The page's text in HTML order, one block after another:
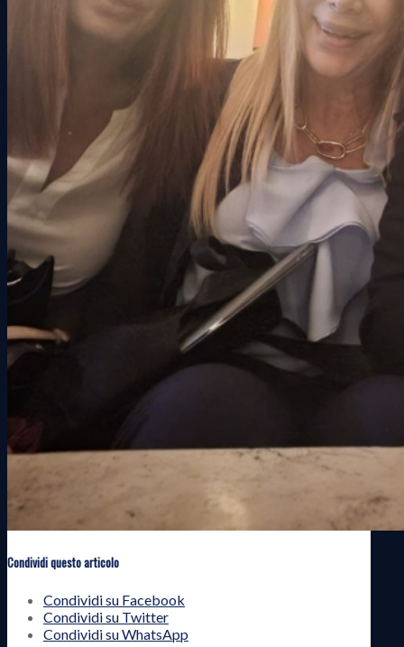
Condividi questo articolo
Condividi su Facebook
Condividi su Twitter
Condividi su WhatsApp